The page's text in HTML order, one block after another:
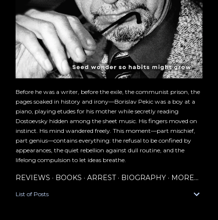
Before he was a writer, before the exile, the communist prison, the
pages soaked in history and irony—Borislav Pekic was a boy at a
piano, playing etudes for his mother while secretly reading
Dostoevsky hidden among the sheet music. His fingers moved on
instinct. His mind wandered freely. This moment—part mischief,
part genius—contains everything: the refusal to be confined by
appearances, the quiet rebellion against dull routine, and the
lifelong compulsion to let ideas breathe.
REVIEWS BOOKS ARREST BIOGRAPHY MORE…
List of Posts